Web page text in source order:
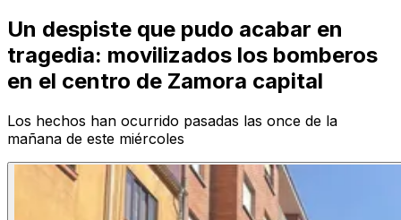
Un despiste que pudo acabar en
tragedia: movilizados los bomberos
en el centro de Zamora capital
Los hechos han ocurrido pasadas las once de la
mañana de este miércoles